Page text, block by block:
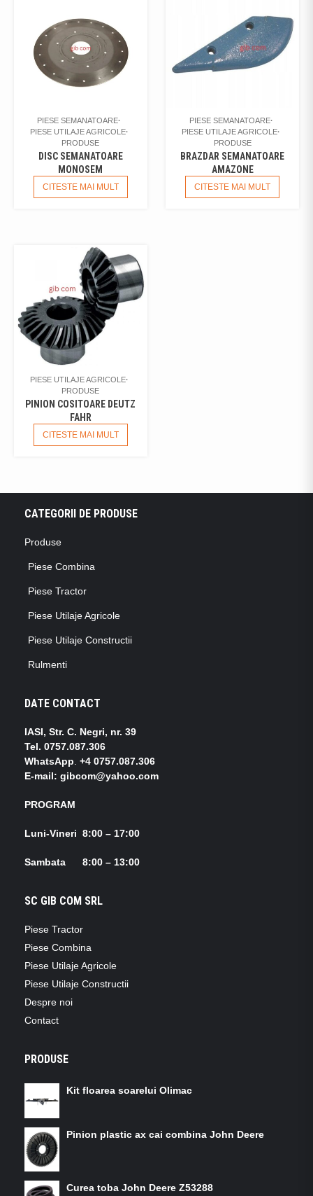
PIESE SEMANATOARE
PIESE UTILAJE AGRICOLE
PRODUSE
DISC SEMANATOARE
MONOSEM
CITESTE MAI MULT
PIESE SEMANATOARE
PIESE UTILAJE AGRICOLE
PRODUSE
BRAZDAR SEMANATOARE
AMAZONE
CITESTE MAI MULT
PIESE UTILAJE AGRICOLE
PRODUSE
PINION COSITOARE DEUTZ
FAHR
CITESTE MAI MULT
CATEGORII DE PRODUSE
Produse
Piese Combina
Piese Tractor
Piese Utilaje Agricole
Piese Utilaje Constructii
Rulmenti
DATE CONTACT
IASI, Str. C. Negri, nr. 39
Tel. 0757.087.306
WhatsApp +4 0757.087.306
E-mail: gibcom@yahoo.com
PROGRAM
Luni-Vineri 8:00 – 17:00
Sambata 8:00 – 13:00
SC GIB COM SRL
Piese Tractor
Piese Combina
Piese Utilaje Agricole
Piese Utilaje Constructii
Despre noi
Contact
PRODUSE
Kit floarea soarelui Olimac
Pinion plastic ax cai combina John Deere
Curea toba John Deere Z53288